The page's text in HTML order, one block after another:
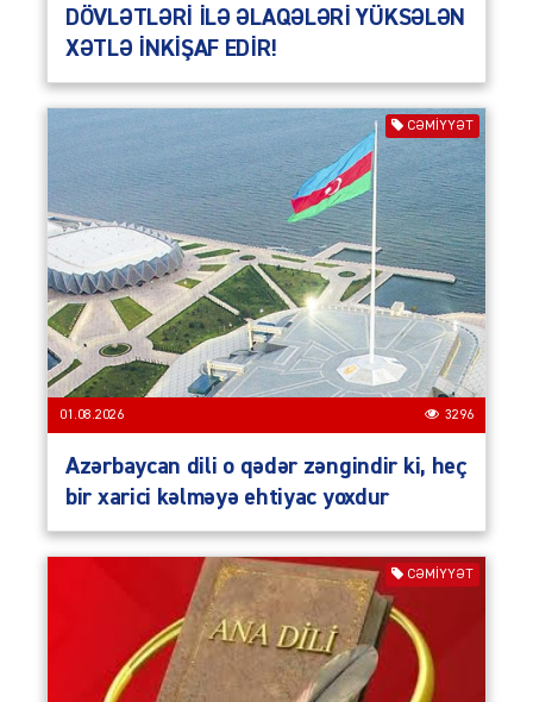
DÖVLƏTLƏRİ İLƏ ƏLAQƏLƏRİ YÜKSƏLƏN
XƏTLƏ İNKİŞAF EDİR!
CƏMIYYƏT
01.08.2026 3296
Azərbaycan dili o qədər zəngindir ki, heç
bir xarici kəlməyə ehtiyac yoxdur
CƏMIYYƏT